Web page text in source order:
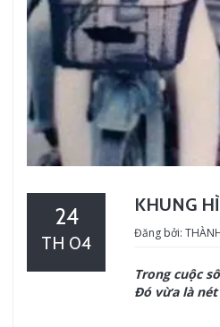
KHUNG
24
TH 04 Đăng bởi:
Trong cuộc
Đó vừa là